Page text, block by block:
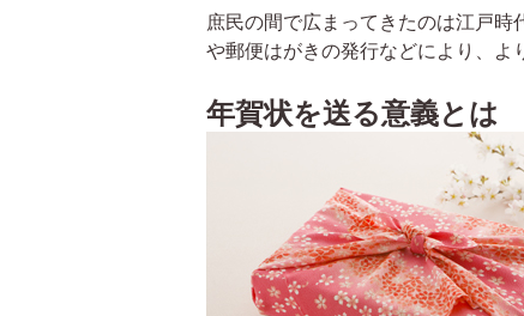
庶民の間で広まってきたのは江戸
や郵便はがきの発行などにより、よ
年賀状を送る意義とは